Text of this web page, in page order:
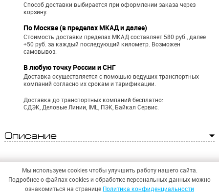
Способ доставки выбирается при оформлении заказа через
корзину.
По Москве (в пределах МКАД и далее)
Стоимость доставки пределах МКАД составляет 580 руб., далее
+50 руб. за каждый последующий километр. Возможен
самовывоз.
В любую точку России и СНГ
Доставка осуществляется с помощью ведущих транспортных
компаний согласно их срокам и тарификации.
Доставка до транспортных компаний бесплатно:
СДЭК, Деловые Линии, IML, ПЭК, Байкал Сервис.
Описание
Мы используем cookies чтобы улучшить работу нашего сайта.
Подробнее о файлах cookies и обработке персональных данных можно
ознакомиться на странице Политика конфиденциальности